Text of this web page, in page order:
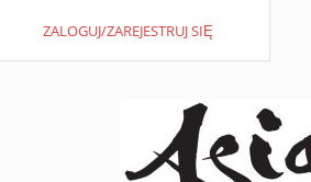
ZALOGUJ/ZAREJESTRUJ SIĘ